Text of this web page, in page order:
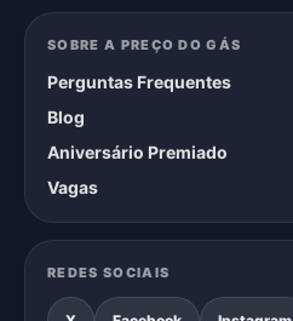
SOBRE A PREÇO DO GÁS
Perguntas Frequentes
Blog
Aniversário Premiado
Vagas
REDES SOCIAIS